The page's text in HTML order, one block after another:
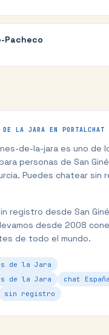
Pacheco
DE LA JARA EN PORTALCHAT
de-la-jara es uno de
personas de San
. Puedes chatear sin
registro desde San
desde 2008
de todo el mundo.
de la Jara
de la Jara
chat España
sin registro